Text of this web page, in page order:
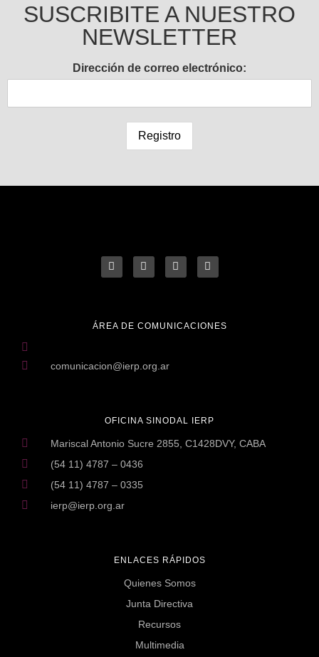
SUSCRIBITE A NUESTRO
NEWSLETTER
Dirección de correo electrónico:
ENLACES RÁPIDOS
Quienes Somos
Junta Directiva
Recursos
Multimedia
OFICINA SINODAL IERP
Mariscal Antonio Sucre 2855, C1428DVY, CABA
(54 11) 4787 – 0436
(54 11) 4787 – 0335
ierp@ierp.org.ar
ÁREA DE COMUNICACIONES
comunicacion@ierp.org.ar